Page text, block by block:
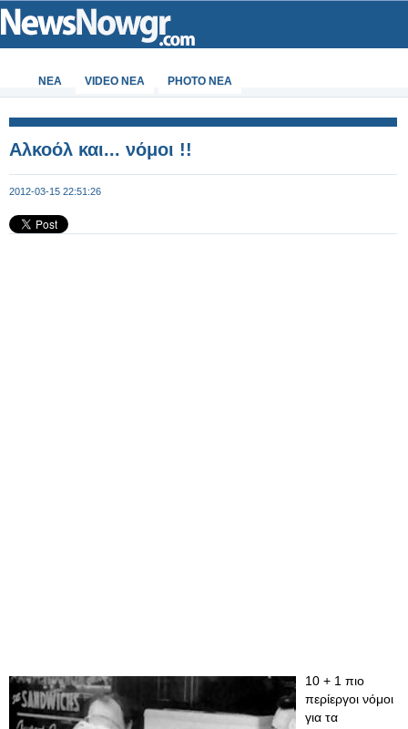
ΝΕΑ VIDEO NEA PHOTO NEA
Αλκοόλ και... νόμοι !!
2012-03-15 22:51:26
10 + 1 πιο
περίεργοι νόμοι
για τα